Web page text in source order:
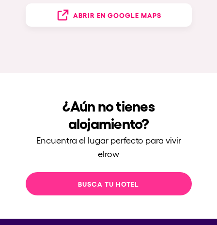
ABRIR EN GOOGLE MAPS
¿Aún no tienes
alojamiento?
Encuentra el lugar perfecto para vivir
elrow
BUSCA TU HOTEL